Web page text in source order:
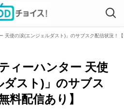
天使の涙(エンジェルダスト)」のサブスク配信状況！
ィーハンター 天使
スト)」のサブス
料配信あり】